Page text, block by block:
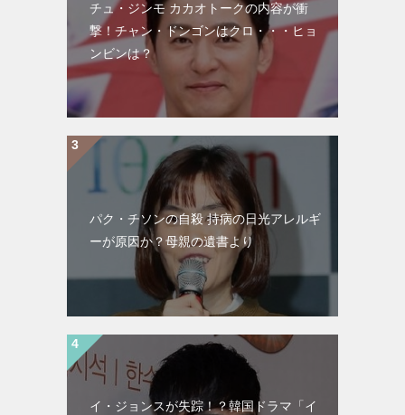
チュ・ジンモ カカオトークの内容が衝
撃！チャン・ドンゴンはクロ・・・ヒョ
ンビンは？
パク・チソンの自殺 持病の日光アレルギ
ーが原因か？母親の遺書より
イ・ジョンスが失踪！？韓国ドラマ「イ